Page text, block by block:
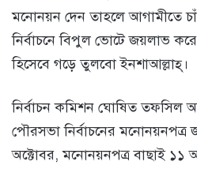
মনোনয়ন দেন তাহলে আগামীতে
নির্বাচনে বিপুল ভোটে জয়লাভ
হিসেবে গড়ে তুলবো ইনশাআল্লাহ্‌।
নির্বাচন কমিশন ঘোষিত তফসিল
পৌরসভা নির্বাচনের মনোনয়নপত্র
অক্টোবর, মনোনয়নপত্র বাছাই ১১